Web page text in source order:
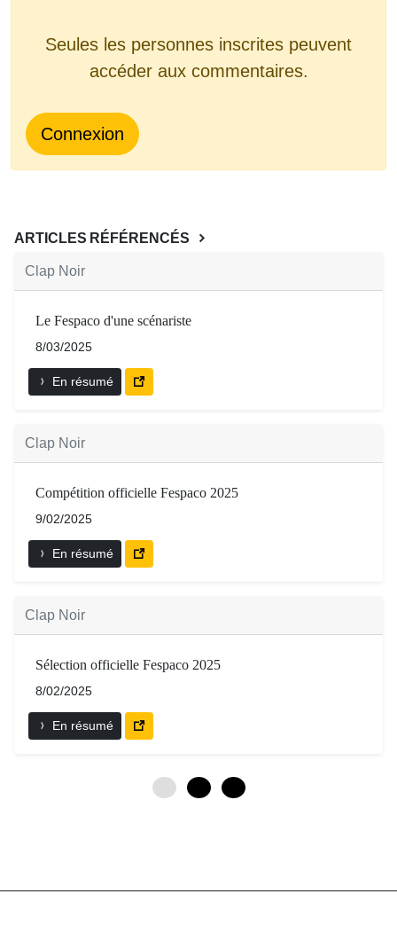
Seules les personnes inscrites peuvent
accéder aux commentaires.
Connexion
ARTICLES RÉFÉRENCÉS
Clap Noir
Le Fespaco d'une scénariste
8/03/2025
En résumé
Clap Noir
Compétition officielle Fespaco 2025
9/02/2025
En résumé
Clap Noir
Sélection officielle Fespaco 2025
8/02/2025
En résumé